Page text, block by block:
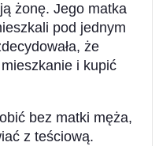
żonę. Jego matka
pod jednym
że
i kupić
bez matki męża,
z teściową.